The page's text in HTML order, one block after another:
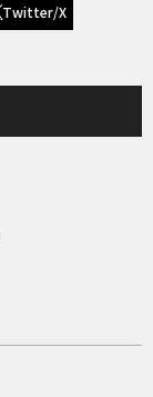
Twitter/X